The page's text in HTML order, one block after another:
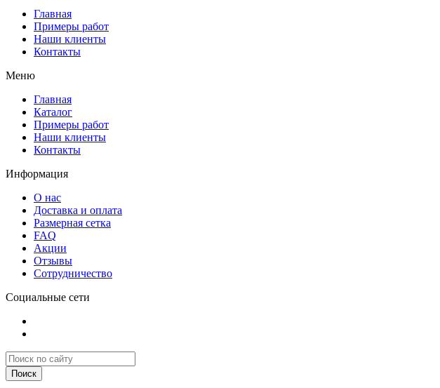
Главная
Примеры работ
Наши клиенты
Контакты
Меню
Главная
Каталог
Примеры работ
Наши клиенты
Контакты
Информация
О нас
Доставка и оплата
Размерная сетка
FAQ
Акции
Отзывы
Сотрудничество
Социальные сети
Поиск